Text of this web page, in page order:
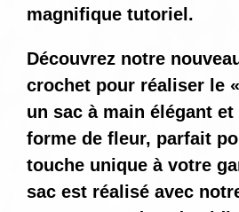
magnifique tutoriel.
Découvrez notre
crochet pour réaliser le
un sac à main élégant et
forme de fleur, parfait
touche unique à votre
sac est réalisé avec